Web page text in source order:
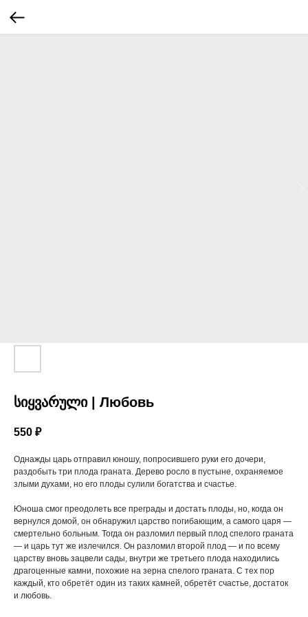
სიყვარული | Любовь
550 ₽
Однажды царь отправил юношу, попросившего руки его дочери,
раздобыть три плода граната. Дерево росло в пустыне, охраняемое
злыми духами, но его плоды сулили богатства и счастье.
Юноша смог преодолеть все преграды и достать плоды, но, когда он
вернулся домой, он обнаружил царство погибающим, а самого царя —
смертельно больным. Тогда он разломил первый плод спелого граната
— и царь тут же излечился. Он разломил второй плод — и по всему
царству вновь зацвели сады, внутри же третьего плода находились
драгоценные камни, похожие на зерна спелого граната. С тех пор
каждый, кто обретёт один из таких камней, обретёт счастье, достаток
и любовь.